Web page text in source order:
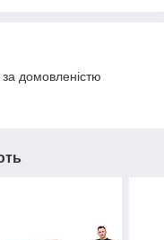
домовленістю